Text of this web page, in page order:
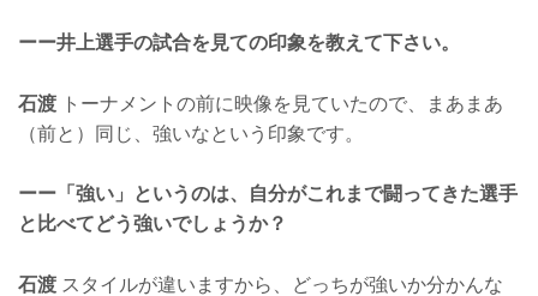
ーー井上選手の試合を見ての印象を教えて下さい。
石渡 トーナメントの前に映像を見ていたので、まあまあ
（前と）同じ、強いなという印象です。
ーー「強い」というのは、自分がこれまで闘ってきた選手
と比べてどう強いでしょうか？
石渡 スタイルが違いますから、どっちが強いか分かんな